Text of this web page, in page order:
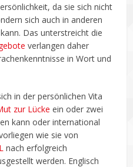
da sie sich nicht
sich auch in anderen
Das unterstreicht die
verlangen daher
in Wort und
in der persönlichen Vita
zur Lücke ein oder zwei
kann oder international
wie sie von
nach erfolgreich
werden. Englisch